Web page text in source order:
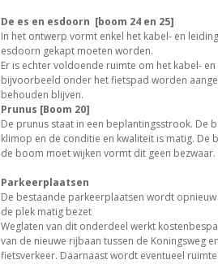
De es en esdoorn [boom 24 en 25]
In het ontwerp vormt enkel het kabel- en
esdoorn gekapt moeten worden.
Er is echter voldoende ruimte om het kabel-
bijvoorbeeld onder het fietspad worden
behouden blijven.
Prunus [Boom 20]
De prunus staat in een beplantingsstrook. De
klimop en de conditie en kwaliteit is matig. De
de boom moet wijken vormt dit geen bezwaar.
Parkeerplaatsen
De bestaande parkeerplaatsen wordt
de plek matig bezet
Weglaten van dit onderdeel werkt
van de nieuwe rijbaan tussen de Koningsweg
fietsverkeer. Daarnaast wordt eventueel